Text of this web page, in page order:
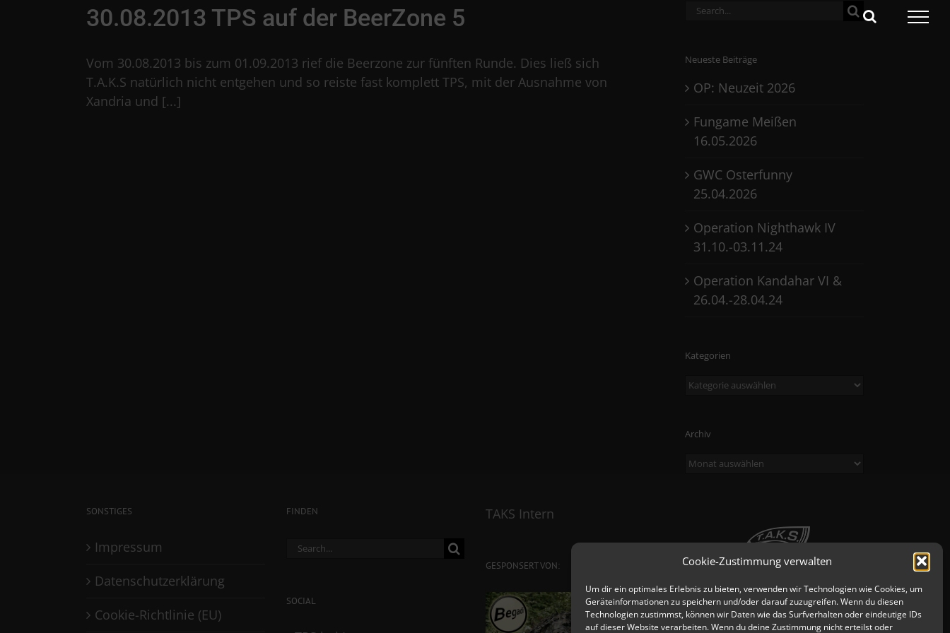
Cookie-Zustimmung verwalten
Um dir ein optimales Erlebnis zu bieten, verwenden wir Technologien wie Cookies, um
Geräteinformationen zu speichern und/oder darauf zuzugreifen. Wenn du diesen
Technologien zustimmst, können wir Daten wie das Surfverhalten oder eindeutige IDs
auf dieser Website verarbeiten. Wenn du deine Zustimmung nicht erteilst oder
30.08.2013 TPS auf der BeerZone 5
Vom 30.08.2013 bis zum 01.09.2013 rief die Beerzone zur fünften Runde. Dies ließ sich
T.A.K.S natürlich nicht entgehen und so reiste fast komplett TPS, mit der Ausnahme von
Xandria und [...]
Search
Neueste Beiträge
OP: Neuzeit 2026
Fungame Meißen
16.05.2026
GWC Osterfunny
25.04.2026
Operation Nighthawk IV
31.10.-03.11.24
Operation Kandahar VI &
26.04.-28.04.24
Kategorien
Kategorien
Archiv
Archiv
SONSTIGES
Impressum
Datenschutzerklärung
Cookie-Richtlinie (EU)
FINDEN
Search
SOCIAL
TAKS Intern
GESPONSERT VON: